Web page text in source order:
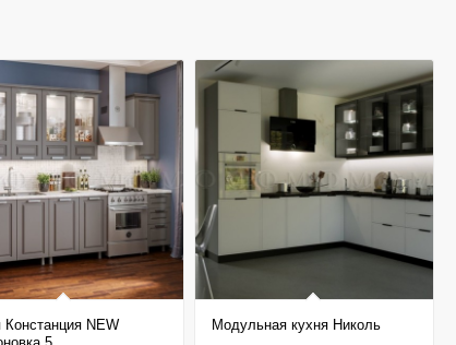
Констанция NEW
Модульная кухня Николь